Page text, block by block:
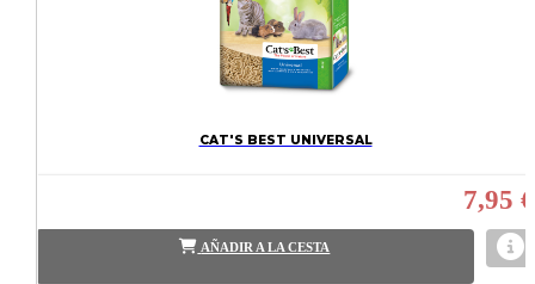
CAT'S BEST UNIVERSAL
7,95 €
AÑADIR A LA CESTA